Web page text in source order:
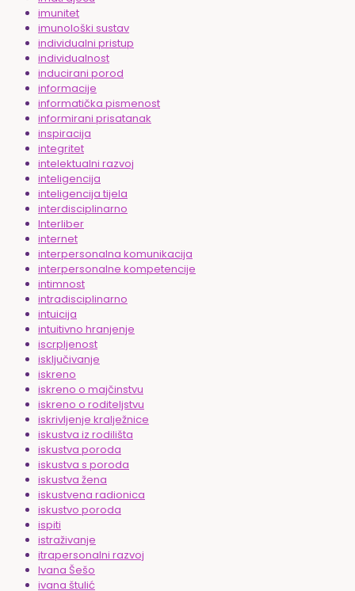
imunitet
imunološki sustav
individualni pristup
individualnost
inducirani porod
informacije
informatička pismenost
informirani prisatanak
inspiracija
integritet
intelektualni razvoj
inteligencija
inteligencija tijela
interdisciplinarno
Interliber
internet
interpersonalna komunikacija
interpersonalne kompetencije
intimnost
intradisciplinarno
intuicija
intuitivno hranjenje
iscrpljenost
isključivanje
iskreno
iskreno o majčinstvu
iskreno o roditeljstvu
iskrivljenje kralježnice
iskustva iz rodilišta
iskustva poroda
iskustva s poroda
iskustva žena
iskustvena radionica
iskustvo poroda
ispiti
istraživanje
itrapersonalni razvoj
Ivana Šešo
ivana štulić